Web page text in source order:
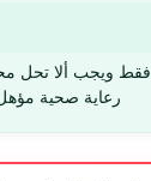
ويجب ألا تحل
رعاية صحية